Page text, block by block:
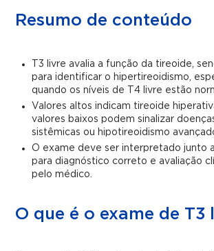
Resumo de conteúdo
T3 livre avalia a função da tireoide,
para identificar o hipertireoidismo,
quando os níveis de T4 livre estão
Valores altos indicam tireoide
valores baixos podem sinalizar
sistêmicas ou hipotireoidismo
O exame deve ser interpretado junto
para diagnóstico correto e avaliação
pelo médico.
O que é o exame de T3